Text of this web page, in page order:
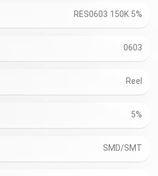
RES0603 150K 5%
0603
Reel
5%
SMD/SMT